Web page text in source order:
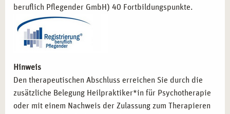
beruflich Pflegender GmbH) 40 Fortbildungspunkte.
Hinweis
Den therapeutischen Abschluss erreichen Sie durch die
zusätzliche Belegung Heilpraktiker*in für Psychotherapie
oder mit einem Nachweis der Zulassung zum Therapieren